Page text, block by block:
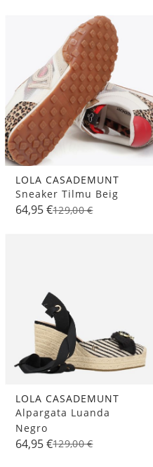
LOLA CASADEMUNT
Sneaker Tilmu Beig
64,95 €129,00 €
LOLA CASADEMUNT
Alpargata Luanda
Negro
64,95 €129,00 €